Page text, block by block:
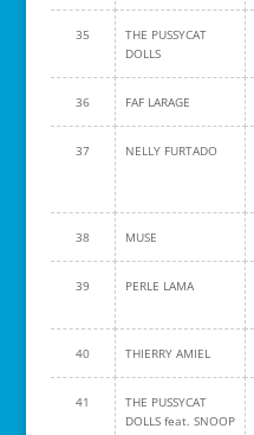
35
THE PUSSYCAT
DOLLS
36 FAF LARAGE
37 NELLY FURTADO
38 MUSE
39 PERLE LAMA
40 THIERRY AMIEL
41
THE PUSSYCAT
DOLLS feat. SNOOP